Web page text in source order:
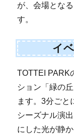
が、会場とな
す。
イ
TOTTEI PARK
ション「緑の
ます。3分ごと
シーズナル演
にした光が静